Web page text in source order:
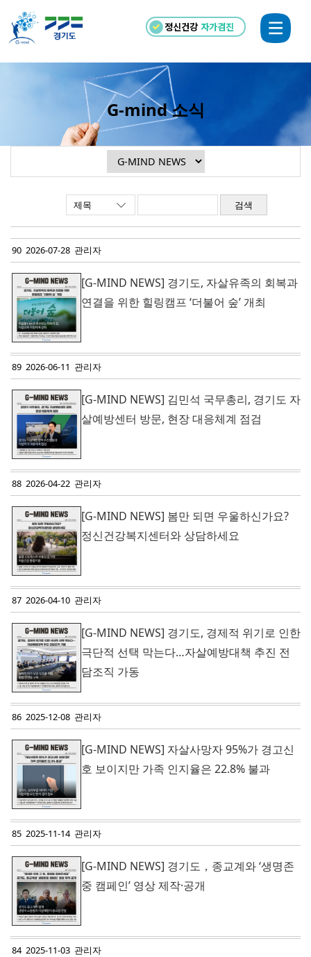
정신건강자가검진
G-mind 소식
검색
90 2026-07-28 관리자
[G-MIND NEWS] 경기도, 자살유족의 회복과
연결을 위한 힐링캠프 ‘더불어 숲’ 개최
89 2026-06-11 관리자
[G-MIND NEWS] 김민석 국무총리, 경기도 자
살예방센터 방문, 현장 대응체계 점검
88 2026-04-22 관리자
[G-MIND NEWS] 봄만 되면 우울하신가요?
정신건강복지센터와 상담하세요
87 2026-04-10 관리자
[G-MIND NEWS] 경기도, 경제적 위기로 인한
극단적 선택 막는다…자살예방대책 추진 전
담조직 가동
86 2025-12-08 관리자
[G-MIND NEWS] 자살사망자 95%가 경고신
호 보이지만 가족 인지율은 22.8% 불과
85 2025-11-14 관리자
[G-MIND NEWS] 경기도，종교계와 ‘생명존
중 캠페인’ 영상 제작·공개
84 2025-11-03 관리자